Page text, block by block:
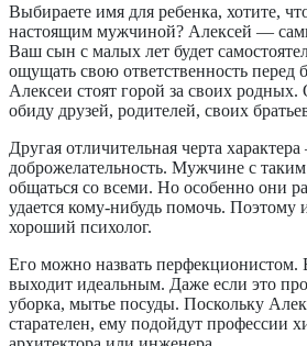
Выбираете имя для ребенка, хотите,
настоящим мужчиной? Алексей —
Ваш сын с малых лет будет
ощущать свою ответственность
Алексеи стоят горой за своих родных.
обиду друзей, родителей, своих
Другая отличительная черта
доброжелательность. Мужчине с
общаться со всеми. Но особенно они
удается кому-нибудь помочь. Поэтому
хороший психолог.
Его можно назвать перфекционистом.
выходит идеальным. Даже если это
уборка, мытье посуды. Поскольку
старателен, ему подойдут профессии